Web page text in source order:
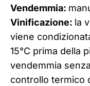
Vendemmia:
Vinificazione: la
viene
15°C prima della
vendemmia
controllo termico